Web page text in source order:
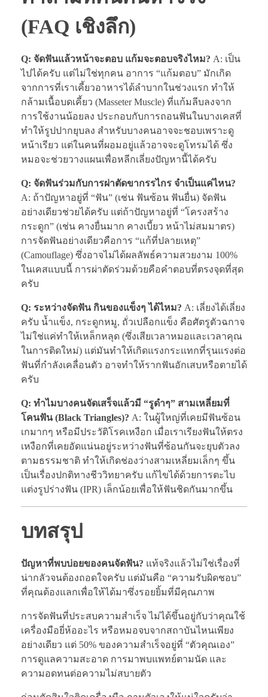
(FAQ เชิงลึก)
Q: จัดฟันแล้วหน้าจะตอบ แก้มจะตอบจริงไหม? A: เป็น
ไปได้ครับ แต่ไม่ใช่ทุกคน อาการ “แก้มตอบ” มักเกิด
จากการที่เราเคี้ยวอาหารได้ลำบากในช่วงแรก ทำให้
กล้ามเนื้อบดเคี้ยว (Masseter Muscle) ที่แก้มลีบลงจาก
การใช้งานน้อยลง ประกอบกับการถอนฟันในบางเคสที่
ทำให้รูปปากยุบลง สำหรับบางคนอาจจะชอบเพราะดู
หน้าเรียว แต่ในคนที่ผอมอยู่แล้วอาจจะดูโทรมได้ ซึ่ง
หมอจะช่วยวางแผนเพื่อหลีกเลี่ยงปัญหานี้ได้ครับ
Q: จัดฟันร่วมกับการผ่าตัดขากรรไกร จำเป็นแค่ไหน?
A: ถ้าปัญหาอยู่ที่ “ฟัน” (เช่น ฟันซ้อน ฟันยื่น) จัดฟัน
อย่างเดียวช่วยได้ครับ แต่ถ้าปัญหาอยู่ที่ “โครงสร้าง
กระดูก” (เช่น คางยื่นมาก คางเบี้ยว หน้าไม่สมมาตร)
การจัดฟันอย่างเดียวคือการ “แก้ที่ปลายเหตุ”
(Camouflage) ซึ่งอาจไม่ได้ผลลัพธ์ความสวยงาม 100%
ในเคสแบบนี้ การผ่าตัดร่วมด้วยคือคำตอบที่ตรงจุดที่สุด
ครับ
Q: ระหว่างจัดฟัน กินของแข็งๆ ได้ไหม? A: เลี่ยงได้เลี่ยง
ครับ น้ำแข็ง, กระดูกหมู, ถั่วเปลือกแข็ง คือศัตรูตัวฉกาจ
ไม่ใช่แค่ทำให้เหล็กหลุด (ซึ่งเสียเวลาหมอและเวลาคุณ
ในการติดใหม่) แต่มันทำให้เกิดแรงกระแทกที่รุนแรงต่อ
ฟันที่กำลังเคลื่อนตัว อาจทำให้รากฟันอักเสบหรือตายได้
ครับ
Q: ทำไมบางคนจัดเสร็จแล้วมี “รูดำๆ” สามเหลี่ยมที่
โคนฟัน (Black Triangles)? A: ในผู้ใหญ่ที่เคยมีฟันซ้อน
เกมากๆ หรือมีประวัติโรคเหงือก เมื่อเราเรียงฟันให้ตรง
เหงือกที่เคยอัดแน่นอยู่ระหว่างฟันที่ซ้อนกันจะยุบตัวลง
ตามธรรมชาติ ทำให้เกิดช่องว่างสามเหลี่ยมเล็กๆ ขึ้น
เป็นเรื่องปกติทางชีววิทยาครับ แก้ไขได้ด้วยการตะไบ
แต่งรูปร่างฟัน (IPR) เล็กน้อยเพื่อให้ฟันชิดกันมากขึ้น
บทสรุป
ปัญหาที่พบบ่อยของคนจัดฟัน? แท้จริงแล้วไม่ใช่เรื่องที่
น่ากลัวจนต้องถอดใจครับ แต่มันคือ “ความรับผิดชอบ”
ที่คุณต้องแลกเพื่อให้ได้มาซึ่งรอยยิ้มที่มีคุณภาพ
การจัดฟันที่ประสบความสำเร็จ ไม่ได้ขึ้นอยู่กับว่าคุณใช้
เครื่องมือยี่ห้ออะไร หรือหมอจบจากสถาบันไหนเพียง
อย่างเดียว แต่ 50% ของความสำเร็จอยู่ที่ “ตัวคุณเอง”
การดูแลความสะอาด การมาพบแพทย์ตามนัด และ
ความอดทนต่อความไม่สบายตัว